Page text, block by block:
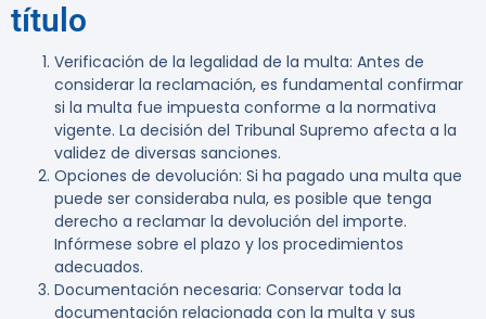
título
Verificación de la legalidad de la multa: Antes de
considerar la reclamación, es fundamental confirmar
si la multa fue impuesta conforme a la normativa
vigente. La decisión del Tribunal Supremo afecta a la
validez de diversas sanciones.
Opciones de devolución: Si ha pagado una multa que
puede ser consideraba nula, es posible que tenga
derecho a reclamar la devolución del importe.
Infórmese sobre el plazo y los procedimientos
adecuados.
Documentación necesaria: Conservar toda la
documentación relacionada con la multa y sus